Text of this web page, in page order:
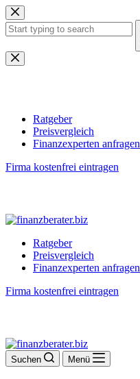
Zum
Inhalt
springen
Keine
Ergebnisse
Ratgeber
Preisvergleich
Finanzexperten anfragen
Firma kostenfrei eintragen
Ratgeber
Preisvergleich
Finanzexperten anfragen
Firma kostenfrei eintragen
Suchen Menü